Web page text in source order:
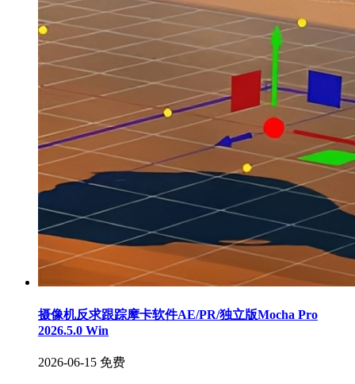
摄像机反求跟踪摩卡软件AE/PR/独立版Mocha Pro
2026.5.0 Win
2026-06-15 免费